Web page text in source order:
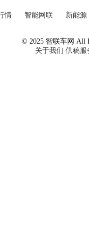
情 智能网联 新能源
© 2025 智联车网 All
关于我们 供稿服